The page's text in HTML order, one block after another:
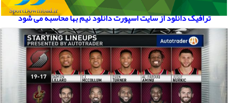
ترافیک دانلود از سایت اسپورت دانلود نیم بها محاسبه می شود